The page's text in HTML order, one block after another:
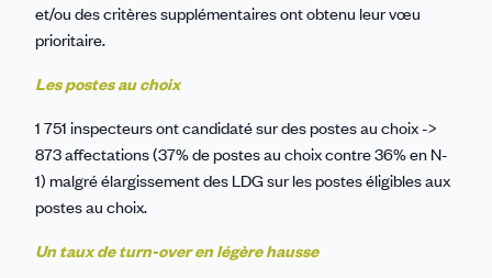
et/ou des critères supplémentaires ont obtenu leur vœu
prioritaire.
Les postes au choix
1 751 inspecteurs ont candidaté sur des postes au choix ->
873 affectations (37% de postes au choix contre 36% en N-
1) malgré élargissement des LDG sur les postes éligibles aux
postes au choix.
Un taux de turn-over en légère hausse